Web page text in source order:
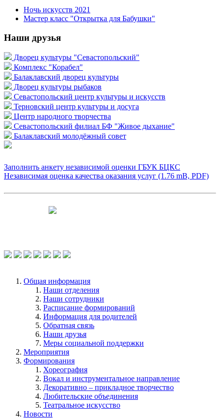
Ночь искусств 2021
Мастер класс "Открытка для Бабушки"
Наши друзья
Дворец культуры "Севастопольский"
Комплекс "Корабел"
Балаклавский дворец культуры
Дворец культуры рыбаков
Севастопольский центр культуры и искусств
Терновский центр культуры и досуга
Центр народного творчества
Севастопольский филиал БФ "Живое дыхание"
Балаклавский молодёжный совет
Заполнить анкету независимой оценки ГБУК БЦКС
Независимая оценка качества оказания услуг (1.76 mB, PDF)
Общая информация
Наши отделения
Наши сотрудники
Расписание формирований
Информация для родителей
Обратная связь
Наши друзья
Меры социальной поддержки
Мероприятия
Формирования
Хореография
Вокал и инструментальное направление
Декоративно – прикладное творчество
Любительские объединения
Театральное искусство
Новости